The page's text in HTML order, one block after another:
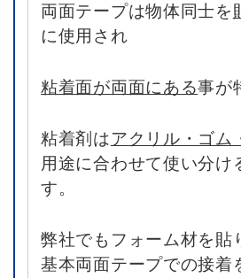
両面テープは物体同士を
に使用され
粘着面が両面にある事が
粘着剤はアクリル・ゴム
用途に合わせて使い分け
す。
弊社でもフォーム材を貼
基本両面テープでの接着